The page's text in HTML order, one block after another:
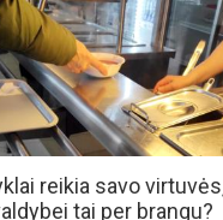
reikia savo
tai per brangu?